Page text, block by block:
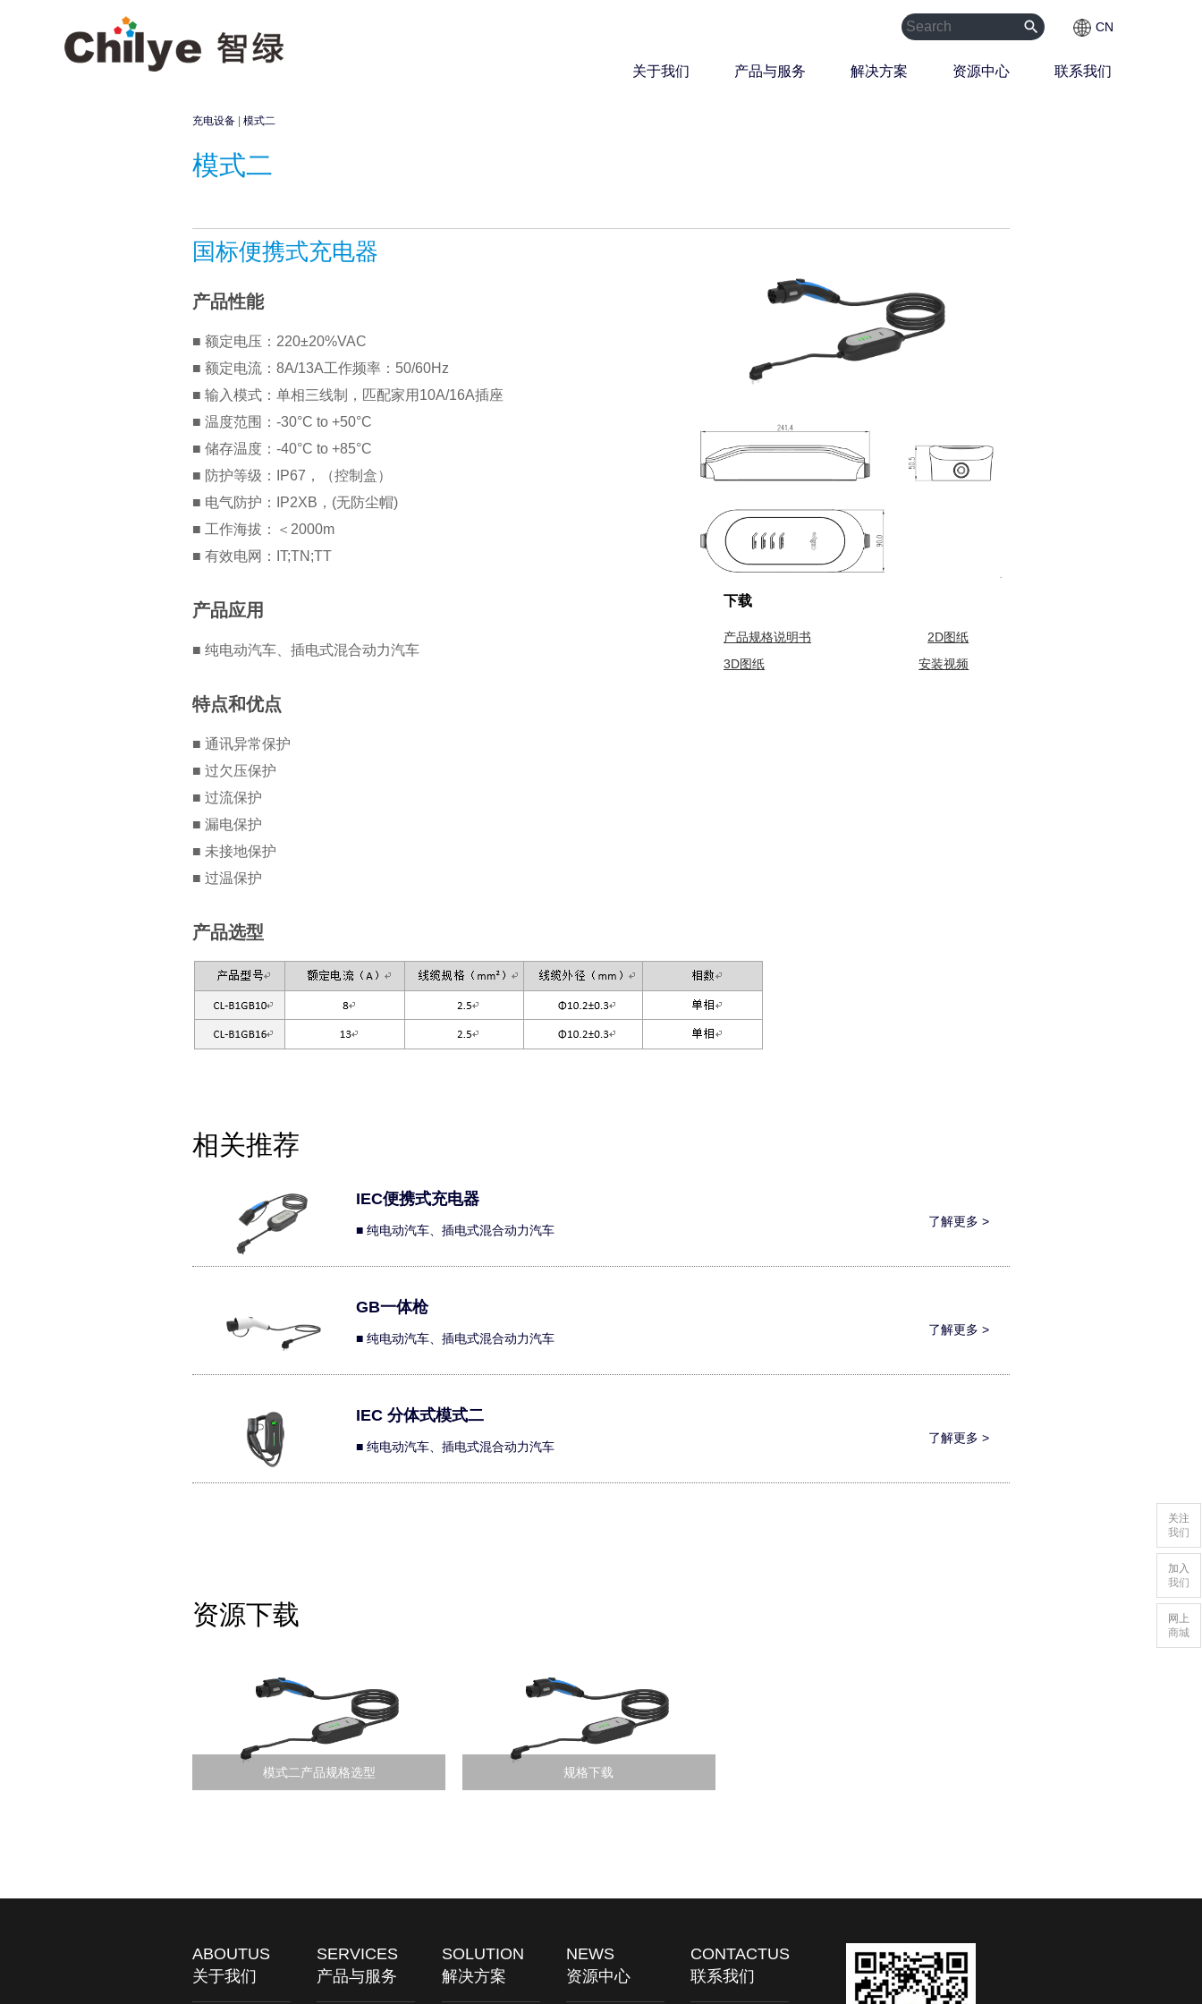
CN
search
关于我们 产品与服务 解决方案 资源中心 联系我们
充电设备 |模式二
模式二
国标便携式充电器
产品性能
■ 额定电压：220±20%VAC
■ 额定电流：8A/13A工作频率：50/60Hz
■ 输入模式：单相三线制，匹配家用10A/16A插座
■ 温度范围：-30°C to +50°C
■ 储存温度：-40°C to +85°C
■ 防护等级：IP67，（控制盒）
■ 电气防护：IP2XB，(无防尘帽)
■ 工作海拔：＜2000m
■ 有效电网：IT;TN;TT
产品应用
■ 纯电动汽车、插电式混合动力汽车
特点和优点
■ 通讯异常保护
■ 过欠压保护
■ 过流保护
■ 漏电保护
■ 未接地保护
■ 过温保护
产品选型
下载
产品规格说明书
2D图纸
3D图纸
安装视频
相关推荐
IEC便携式充电器
■ 纯电动汽车、插电式混合动力汽车
了解更多 >
GB一体枪
■ 纯电动汽车、插电式混合动力汽车
了解更多 >
IEC 分体式模式二
■ 纯电动汽车、插电式混合动力汽车
了解更多 >
资源下载
模式二产品规格选型 规格下载
ABOUTUS
关于我们
SERVICES
产品与服务
SOLUTION
解决方案
NEWS
资源中心
CONTACTUS
联系我们
关注
我们
加入
我们
网上
商城